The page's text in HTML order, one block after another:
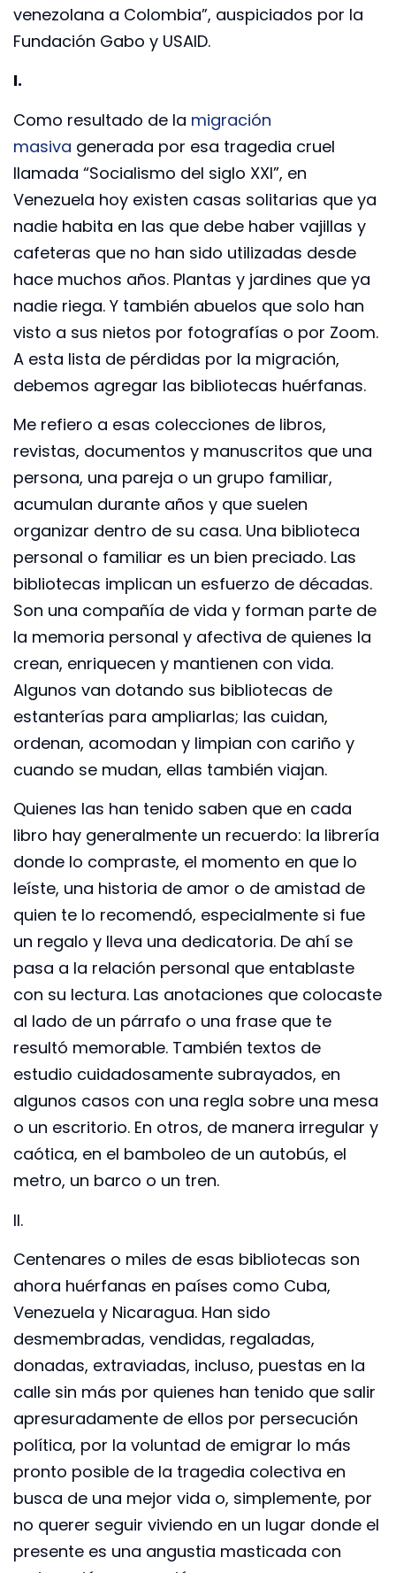
venezolana a Colombia”, auspiciados por la
Fundación Gabo y USAID.
I.
Como resultado de la migración
masiva generada por esa tragedia cruel
llamada “Socialismo ­del siglo XXI”, en
Venezuela hoy existen casas solitarias que ya
nadie habita en las que debe haber vajillas y
cafeteras que no han sido utilizadas desde
hace muchos años. Plantas y jardines que ya
nadie riega. Y también abuelos que solo han
visto a sus nietos por fotografías o por Zoom.
A esta lista de pérdidas por la migración,
debemos agregar las bibliotecas huérfanas.
Me refiero a esas colecciones de libros,
revistas, documentos y manuscritos que una
persona, una pareja o un grupo familiar,
acumulan durante años y que suelen
organizar dentro de su casa. Una biblioteca
personal o familiar es un bien preciado. Las
bibliotecas implican un esfuerzo de décadas.
Son una compañía de vida y forman parte de
la memoria personal y afectiva de quienes la
crean, enriquecen y mantienen con vida.
Algunos van dotando sus bibliotecas de
estanterías para ampliarlas; las cuidan,
ordenan, acomodan y limpian con cariño y
cuando se mudan, ellas también viajan.
Quienes las han tenido saben que en cada
libro hay generalmente un recuerdo: la librería
donde lo compraste, el momento en que lo
leíste, una historia de amor o de amistad de
quien te lo recomendó, especialmente si fue
un regalo y lleva una dedicatoria. De ahí se
pasa a la relación personal que entablaste
con su lectura. Las anotaciones que colocaste
al lado de un párrafo o una frase que te
resultó memorable. También textos de
estudio cuidadosamente subrayados, en
algunos casos con una regla sobre una mesa
o un escritorio. En otros, de manera irregular y
caótica, en el bamboleo de un autobús, el
metro, un barco o un tren.
II.
Centenares o miles de esas bibliotecas son
ahora huérfanas en países como Cuba,
Venezuela y Nicaragua. Han sido
desmembradas, vendidas, regaladas,
donadas, extraviadas, incluso, puestas en la
calle sin más por quienes han tenido que salir
apresuradamente de ellos por persecución
política, por la voluntad de emigrar lo más
pronto posible de la tragedia colectiva en
busca de una mejor vida o, simplemente, por
no querer seguir viviendo en un lugar donde el
presente es una angustia masticada con